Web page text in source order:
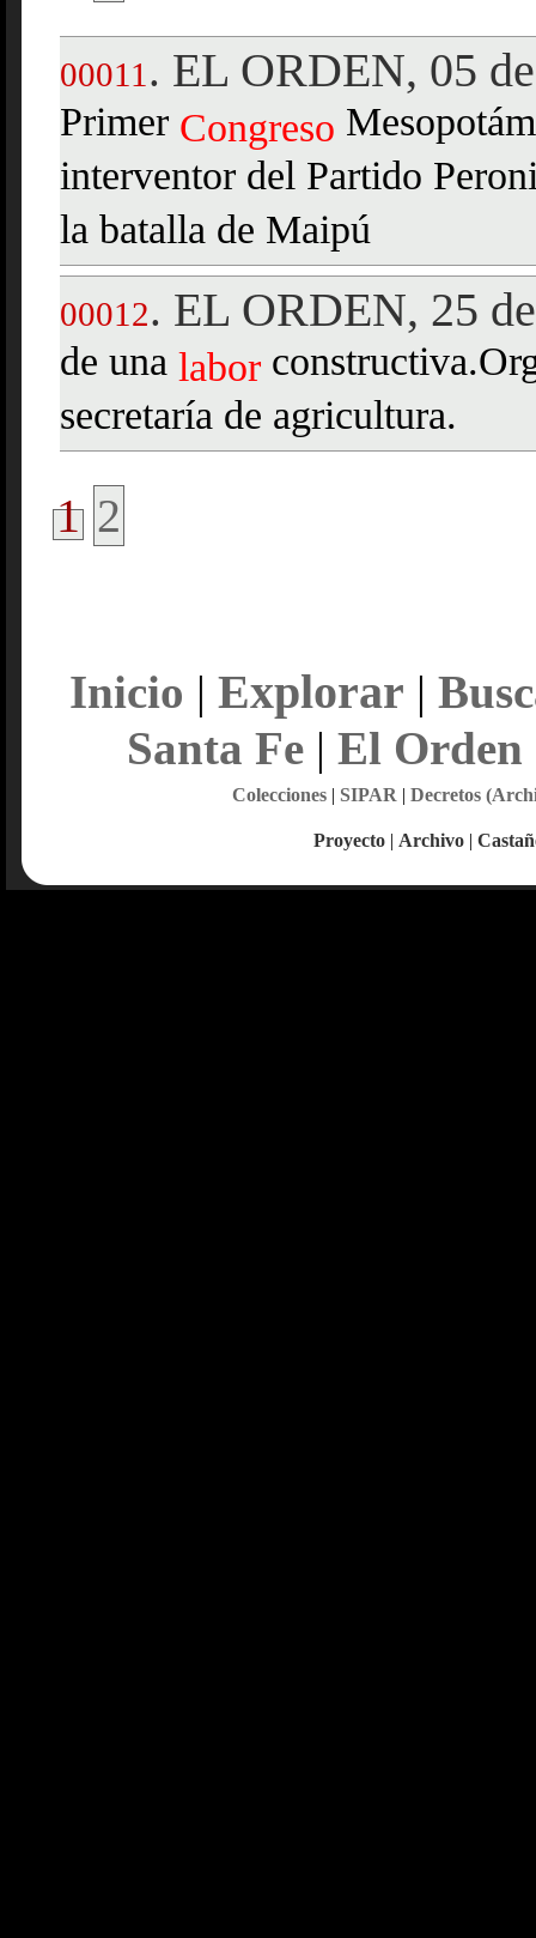
00011 . EL ORDEN, 05
Primer Congreso
interventor del Partido
la batalla de Maipú
00012. EL ORDEN, 25
de una labor
secretaría de agricultura.
1 2
Inicio | Explorar |
Santa Fe| El Orden
Colecciones| SIPAR | Decretos
Proyecto | Archivo |